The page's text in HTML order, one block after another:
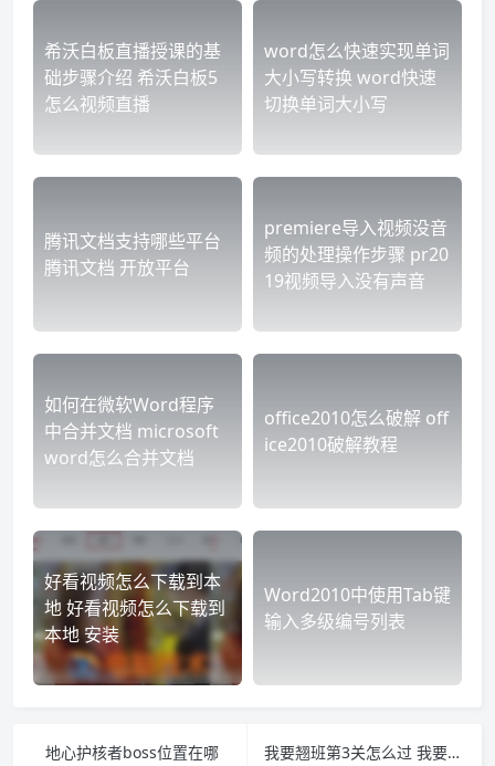
希沃白板直播授课的基
础步骤介绍 希沃白板5
怎么视频直播
word怎么快速实现单词
大小写转换 word快速
切换单词大小写
腾讯文档支持哪些平台
腾讯文档 开放平台
premiere导入视频没音
频的处理操作步骤 pr20
19视频导入没有声音
如何在微软Word程序
中合并文档 microsoft
word怎么合并文档
office2010怎么破解 off
ice2010破解教程
好看视频怎么下载到本
地 好看视频怎么下载到
本地 安装
Word2010中使用Tab键
输入多级编号列表
地心护核者boss位置在哪 我要翘班第3关怎么过 我要翘课第三关